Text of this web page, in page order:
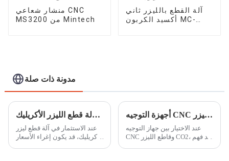
منشار شعاعي CNC
MS3200 من Mintech
آلة القطع بالليزر ثاني
أكسيد الكربون MC-
مدونة ذات صلة
كيفية تجنب فخ السعر المنخفض واختيار علامة تجارية موثوقة لآلة قطع الليزر الأكريليك
عند الاستثمار في آلة قطع ليزر
الأكريليك، قد يكون إغراء الأسعار
أجهزة التوجيه CNC مقابل قواطع الليزر CO2: اختيار الأداة المناسبة لتطبيقك
عند الاختيار بين جهاز التوجيه
CNC وقاطع الليزر CO2، يُعد فهم